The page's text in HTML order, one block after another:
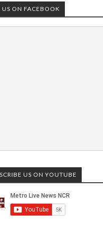
US ON FACEBOOK
US ON YOUTUBE